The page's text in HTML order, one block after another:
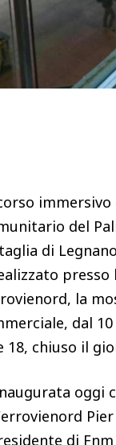
del
di
la
dal
18, chiuso il
di